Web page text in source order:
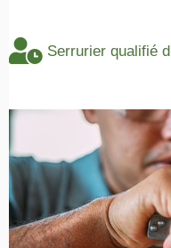
Serrurier qualifié